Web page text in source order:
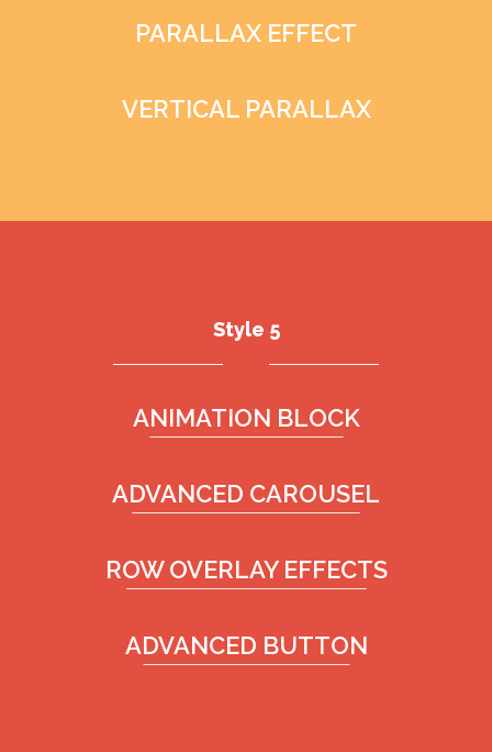
PARALLAX EFFECT
VERTICAL PARALLAX
Style 5
ANIMATION BLOCK
ADVANCED CAROUSEL
ROW OVERLAY EFFECTS
ADVANCED BUTTON